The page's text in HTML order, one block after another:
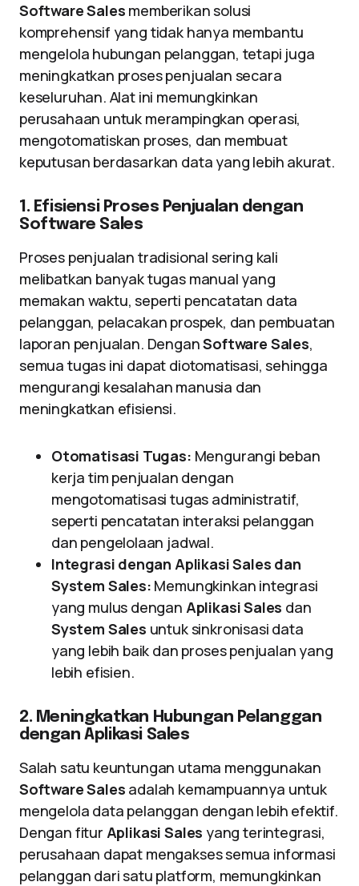
Software Sales memberikan solusi
komprehensif yang tidak hanya membantu
mengelola hubungan pelanggan, tetapi juga
meningkatkan proses penjualan secara
keseluruhan. Alat ini memungkinkan
perusahaan untuk merampingkan operasi,
mengotomatiskan proses, dan membuat
keputusan berdasarkan data yang lebih akurat.
1. Efisiensi Proses Penjualan dengan
Software Sales
Proses penjualan tradisional sering kali
melibatkan banyak tugas manual yang
memakan waktu, seperti pencatatan data
pelanggan, pelacakan prospek, dan pembuatan
laporan penjualan. DenganSoftware Sales,
semua tugas ini dapat diotomatisasi, sehingga
mengurangi kesalahan manusia dan
meningkatkan efisiensi.
Otomatisasi Tugas: Mengurangi beban
kerja tim penjualan dengan
mengotomatisasi tugas administratif,
seperti pencatatan interaksi pelanggan
dan pengelolaan jadwal.
Integrasi dengan Aplikasi Sales dan
System Sales: Memungkinkan integrasi
yang mulus dengan Aplikasi Sales dan
System Sales untuk sinkronisasi data
yang lebih baik dan proses penjualan yang
lebih efisien.
2. Meningkatkan Hubungan Pelanggan
dengan Aplikasi Sales
Salah satu keuntungan utama menggunakan
Software Sales adalah kemampuannya untuk
mengelola data pelanggan dengan lebih efektif.
Dengan fitur Aplikasi Sales yang terintegrasi,
perusahaan dapat mengakses semua informasi
pelanggan dari satu platform, memungkinkan